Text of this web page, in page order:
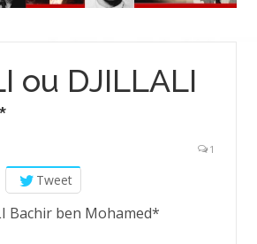
ou DJILLALI
1
Tweet
Bachir ben Mohamed*